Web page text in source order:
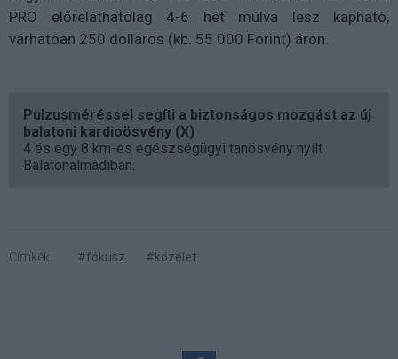
PRO előreláthatólag 4-6 hét múlva lesz kapható,
várhatóan 250 dolláros (kb. 55 000 Forint) áron.
Pulzusméréssel segíti a biztonságos mozgást az új
balatoni kardioösvény (X)
4 és egy 8 km-es egészségügyi tanösvény nyílt
Balatonalmádiban.
Címkék: #fókusz #közélet